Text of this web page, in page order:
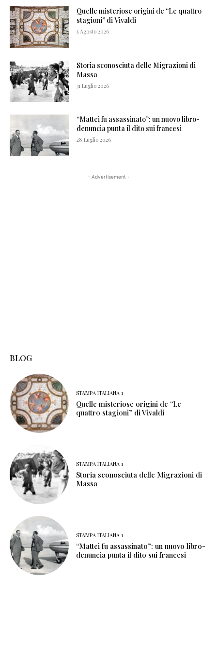
Quelle misteriose origini de “Le quattro
stagioni” di Vivaldi
5 Agosto 2026
Storia sconosciuta delle Migrazioni di
Massa
31 Luglio 2026
“Mattei fu assassinato”: un nuovo libro-
denuncia punta il dito sui francesi
28 Luglio 2026
- Advertisement -
BLOG
STAMPA ITALIANA 1
Quelle misteriose origini de “Le
quattro stagioni” di Vivaldi
STAMPA ITALIANA 1
Storia sconosciuta delle Migrazioni di
Massa
STAMPA ITALIANA 1
“Mattei fu assassinato”: un nuovo libro-
denuncia punta il dito sui francesi